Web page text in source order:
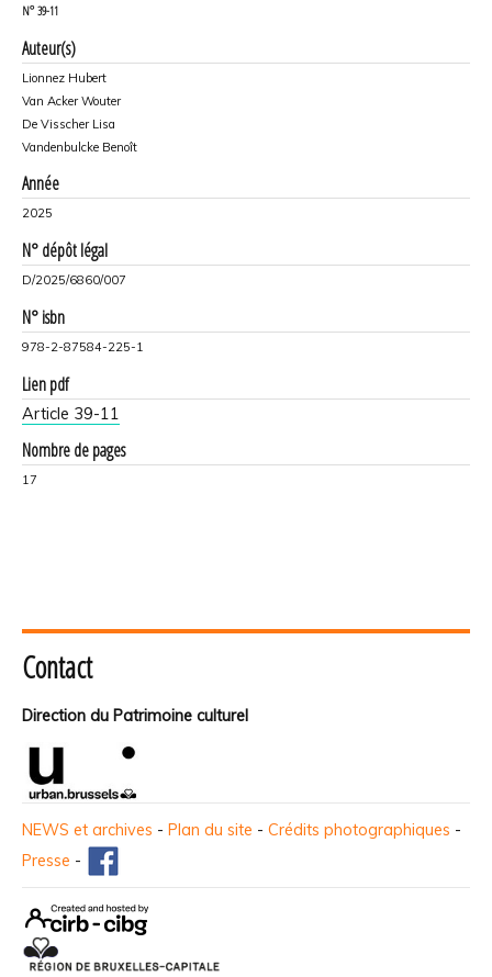
N° 39-11
Auteur(s)
Lionnez Hubert
Van Acker Wouter
De Visscher Lisa
Vandenbulcke Benoît
Année
2025
N° dépôt légal
D/2025/6860/007
N° isbn
978-2-87584-225-1
Lien pdf
Article 39-11
Nombre de pages
17
Contact
Direction du Patrimoine culturel
NEWS et archives - Plan du site - Crédits photographiques -
Presse -